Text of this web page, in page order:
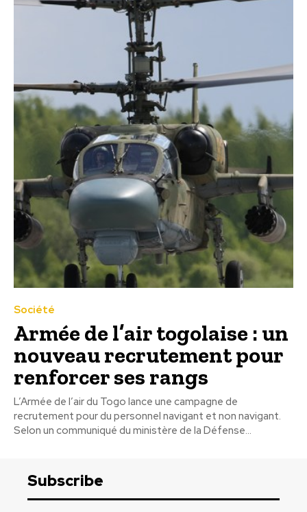
Société
Armée de l’air togolaise : un
nouveau recrutement pour
renforcer ses rangs
L’Armée de l’air du Togo lance une campagne de
recrutement pour du personnel navigant et non navigant.
Selon un communiqué du ministère de la Défense...
Subscribe